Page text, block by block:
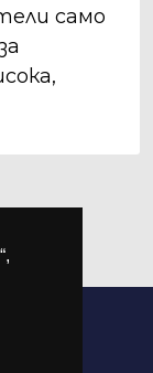
само